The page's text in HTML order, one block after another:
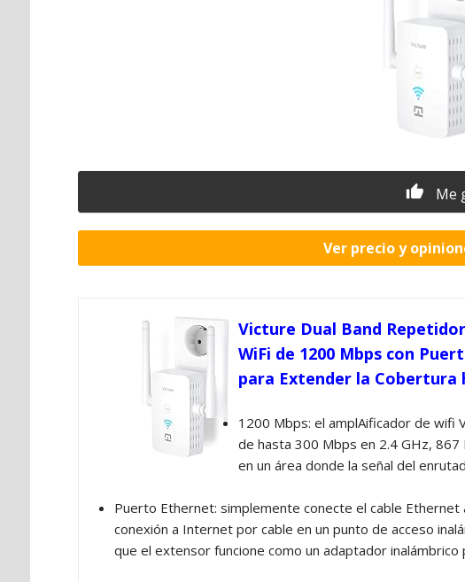
Me
Ver precio y
Victure Dual Band
WiFi de 1200 Mbps con
para Extender la Cobertura
1200 Mbps: el amplAificador de wifi
de hasta 300 Mbps en 2.4 GHz,
en un área donde la señal del
Puerto Ethernet: simplemente conecte el cable
conexión a Internet por cable en un punto de acceso
que el extensor funcione como un adaptador